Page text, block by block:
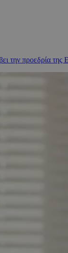
την προεδρία της